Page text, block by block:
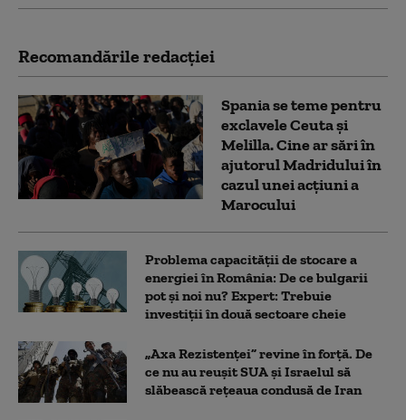
Recomandările redacţiei
Spania se teme pentru
exclavele Ceuta și
Melilla. Cine ar sări în
ajutorul Madridului în
cazul unei acțiuni a
Marocului
Problema capacității de stocare a
energiei în România: De ce bulgarii
pot și noi nu? Expert: Trebuie
investiții în două sectoare cheie
„Axa Rezistenței” revine în forță. De
ce nu au reușit SUA și Israelul să
slăbească rețeaua condusă de Iran